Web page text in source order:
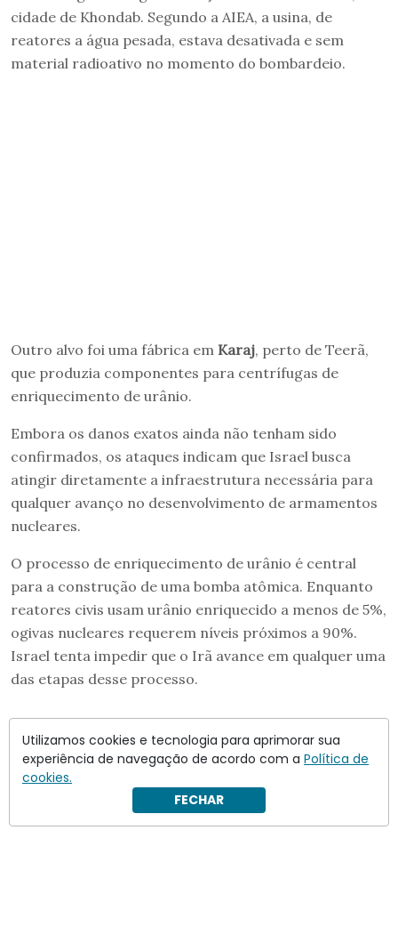
cidade de Khondab. Segundo a AIEA, a usina, de
reatores a água pesada, estava desativada e sem
material radioativo no momento do bombardeio.
Outro alvo foi uma fábrica em Karaj, perto de Teerã,
que produzia componentes para centrífugas de
enriquecimento de urânio.
Embora os danos exatos ainda não tenham sido
confirmados, os ataques indicam que Israel busca
atingir diretamente a infraestrutura necessária para
qualquer avanço no desenvolvimento de armamentos
nucleares.
O processo de enriquecimento de urânio é central
para a construção de uma bomba atômica. Enquanto
reatores civis usam urânio enriquecido a menos de 5%,
ogivas nucleares requerem níveis próximos a 90%.
Israel tenta impedir que o Irã avance em qualquer uma
das etapas desse processo.
Utilizamos cookies e tecnologia para aprimorar sua
experiência de navegação de acordo com a Política de
cookies.
FECHAR